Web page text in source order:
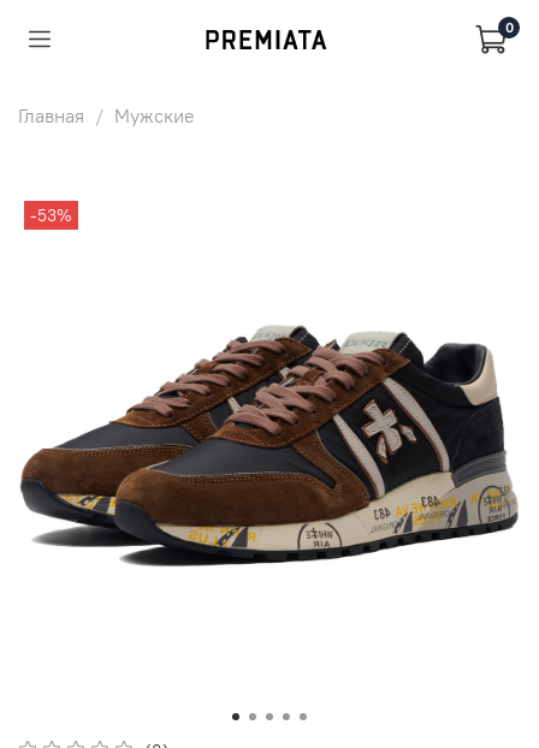
0
Главная Мужские
-53%